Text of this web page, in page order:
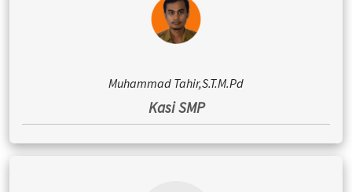
Muhammad Tahir,S.T.M.Pd
Kasi SMP